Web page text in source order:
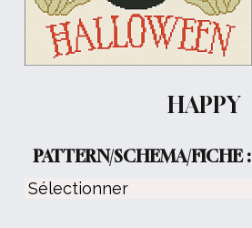
HAPPY
PATTERN/SCHEMA/FICHE :